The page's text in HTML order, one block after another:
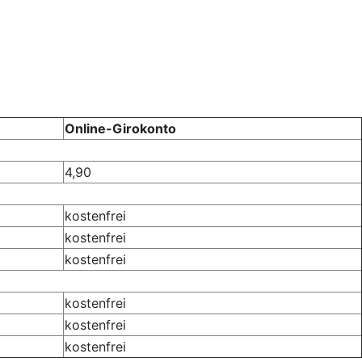
Online-Girokonto
4,90
kostenfrei
kostenfrei
kostenfrei
kostenfrei
kostenfrei
kostenfrei